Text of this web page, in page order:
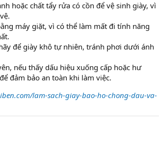
hoặc chất tẩy rửa có cồn để vệ sinh giày, vì
máy giặt, vì có thể làm mất đi tính năng
để giày khô tự nhiên, tránh phơi dưới ánh
nếu thấy dấu hiệu xuống cấp hoặc hư
đảm bảo an toàn khi làm việc.
lam-sach-giay-bao-ho-chong-dau-va-